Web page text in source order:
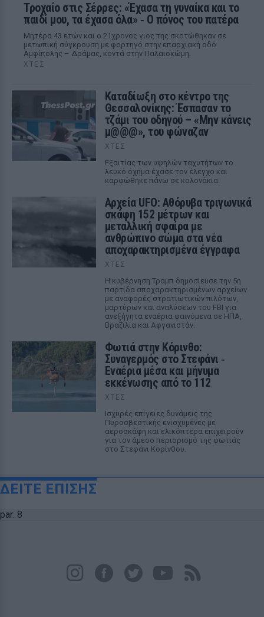
Τροχαίο στις Σέρρες: «Έχασα τη γυναίκα και το
παιδί μου, τα έχασα όλα» ‑ Ο πόνος του πατέρα
Μητέρα 43 ετών και ο 21χρονος γιος της σκοτώθηκαν σε
μετωπική σύγκρουση με φορτηγό στην επαρχιακή οδό
Αμφίπολης – Δράμας, κοντά στην Παλαιοκώμη.
ΧΤΕΣ
Καταδίωξη στο κέντρο της
Θεσσαλονίκης: Έσπασαν το
τζάμι του οδηγού – «Μην κάνεις
μ@@@», του φώναζαν
ΧΤΕΣ
Εξαιτίας των υψηλών ταχυτήτων το
λευκό όχημα έχασε τον έλεγχο και
καρφώθηκε πάνω σε κολονάκια.
Αρχεία UFO: Αθόρυβα τριγωνικά
σκάφη 152 μέτρων και
μεταλλική σφαίρα με
ανθρώπινο σώμα στα νέα
αποχαρακτηρισμένα έγγραφα
ΧΤΕΣ
Η κυβέρνηση Τραμπ δημοσίευσε την 5η
παρτίδα αποχαρακτηρισμένων αρχείων
με αναφορές στρατιωτικών πιλότων,
μαρτύρων και αναλύσεων του FBI για
ανεξήγητα εναέρια φαινόμενα σε ΗΠΑ,
Βραζιλία και Αφγανιστάν.
Φωτιά στην Κόρινθο:
Συναγερμός στο Στεφάνι ‑
Εναέρια μέσα και μήνυμα
εκκένωσης από το 112
ΧΤΕΣ
Ισχυρές επίγειες δυνάμεις της
Πυροσβεστικής ενισχυμένες με
αεροσκάφη και ελικόπτερα επιχειρούν
για τον άμεσο περιορισμό της φωτιάς
στο Στεφάνι Κορίνθου.
ΔΕΙΤΕ ΕΠΙΣΗΣ
par: 8